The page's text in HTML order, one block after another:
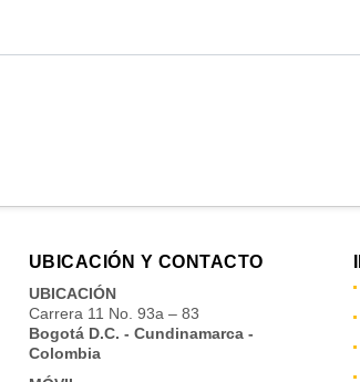
UBICACIÓN Y CONTACTO
UBICACIÓN
Carrera 11 No. 93a – 83
Bogotá D.C. - Cundinamarca -
Colombia